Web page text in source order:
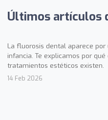
Últimos artículos
La fluorosis dental aparece
infancia. Te explicamos por
tratamientos estéticos existen.
14 Feb 2026